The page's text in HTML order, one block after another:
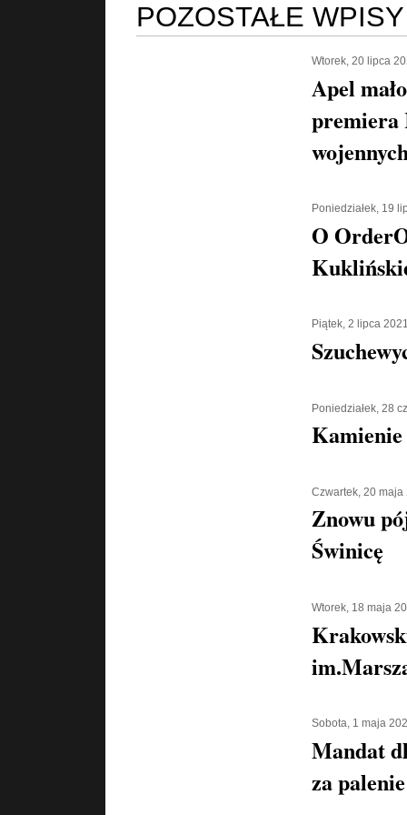
POZOSTAŁE WPISY
Wtorek, 20 lipca
Apel
premiera
Poniedziałek, 19
O
Piątek, 2 lipca
Poniedziałek, 28
Kamienie
Czwartek, 20 maja
Znowu
Świnicę
Wtorek, 18 maja
Sobota, 1 maja
Mandat
za